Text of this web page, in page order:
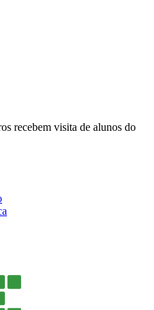
recebem visita de alunos do